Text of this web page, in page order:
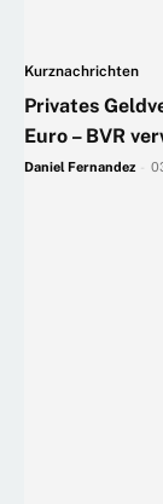
Kurznachrichten
Privates
Euro – BVR
Daniel Fernandez